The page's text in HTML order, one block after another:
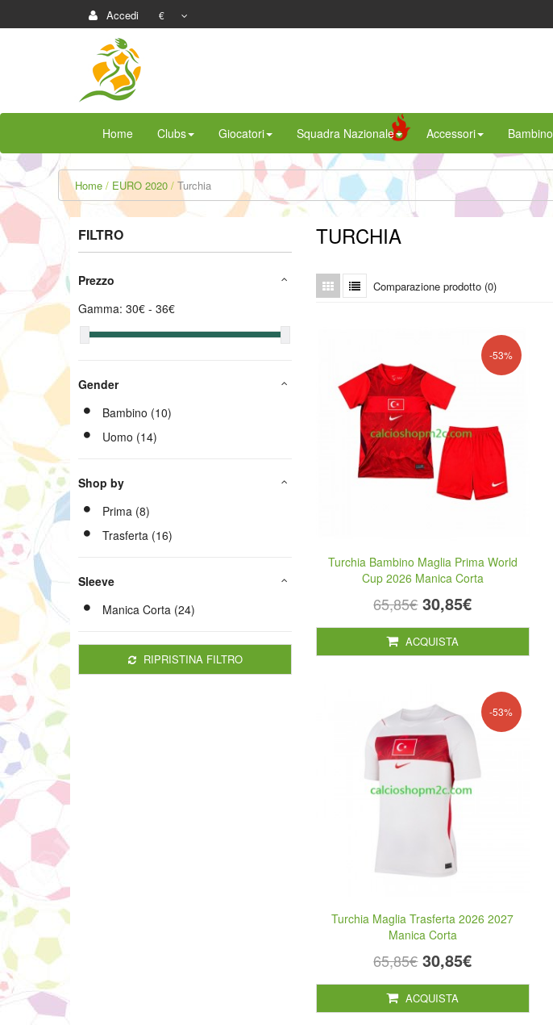
Accedi €
Home Clubs Giocatori Squadra Nazionale Accessori Bambino
Home EURO 2020 Turchia
FILTRO
Prezzo
Gamma: 30€ - 36€
Gender
Bambino (10)
Uomo (14)
Shop by
Prima (8)
Trasferta (16)
Sleeve
Manica Corta (24)
RIPRISTINA FILTRO
TURCHIA
Comparazione prodotto (0)
-53%
Turchia Bambino Maglia Prima World
Cup 2026 Manica Corta
65,85€ 30,85€
ACQUISTA
-53%
Turchia Maglia Trasferta 2026 2027
Manica Corta
65,85€ 30,85€
ACQUISTA